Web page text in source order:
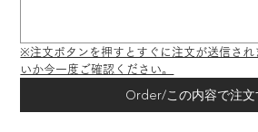
※注文ボタンを押すとすぐに注文が送信され
いか今一度ご確認ください。
Order/この内容で注文